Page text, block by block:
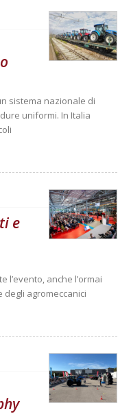
sistema nazionale di
uniformi. In Italia
e
anche l’ormai
degli agromeccanici